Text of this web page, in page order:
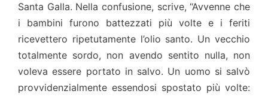
Santa Galla. Nella confusione, scrive, “Avvenne che
i bambini furono battezzati più volte e i feriti
ricevettero ripetutamente l’olio santo. Un vecchio
totalmente sordo, non avendo sentito nulla, non
voleva essere portato in salvo. Un uomo si salvò
provvidenzialmente essendosi spostato più volte: